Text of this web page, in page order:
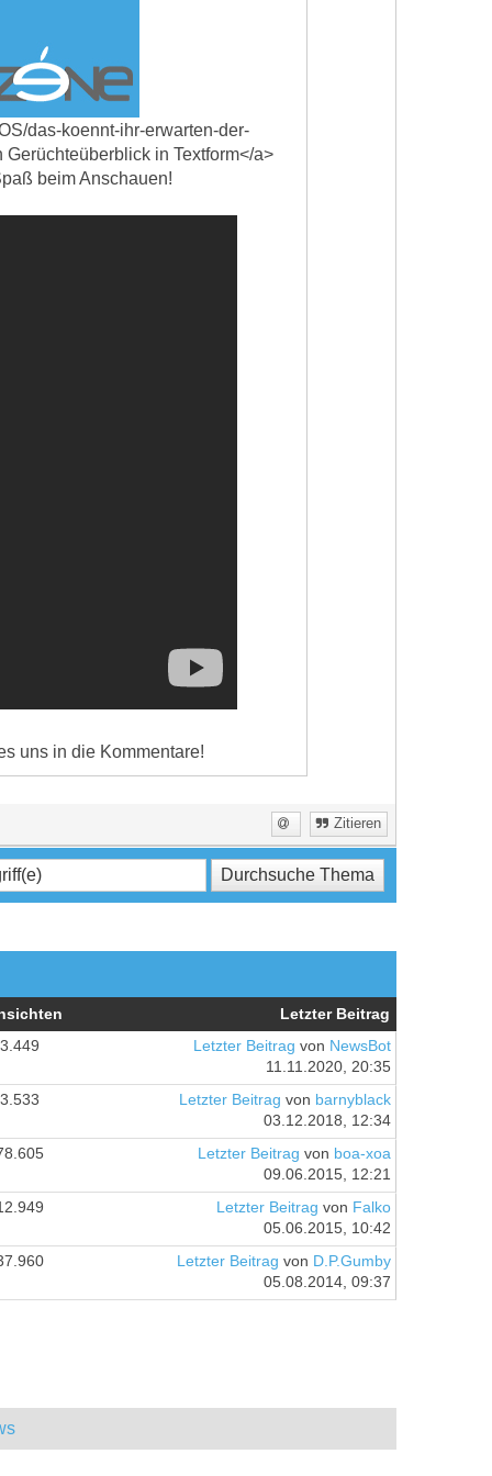
das-koennt-ihr-erwarten-der-
in Textform</a>
beim Anschauen!
uns in die Kommentare!
Zitieren
Letzter Beitrag
3.449
Letzter Beitrag von NewsBot
11.11.2020, 20:35
3.533
Letzter Beitrag von barnyblack
03.12.2018, 12:34
Letzter Beitrag von boa-xoa
09.06.2015, 12:21
Letzter Beitrag von Falko
05.06.2015, 10:42
Letzter Beitrag von D.P.Gumby
05.08.2014, 09:37